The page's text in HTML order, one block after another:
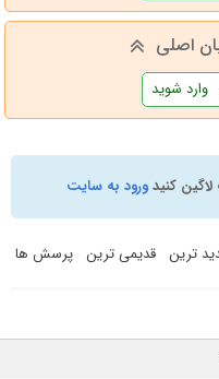
اصلی
وارد شوید
کنیدورود به سایت
ترین قدیمی ترین پرسش ها